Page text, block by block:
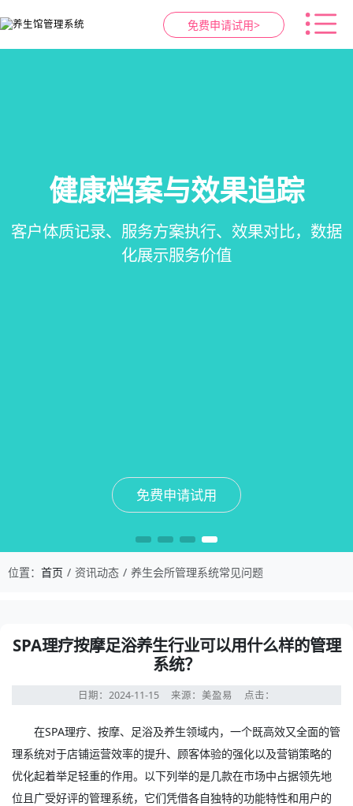
免费申请试用>
智慧养生馆管理系统
一站式解决养生馆预约、服务、会员、财务、营
销全流程数字化管理
免费申请试用
会员营销&锁客
会员积分、套餐定制、精准营销、客户关怀，提
升复购率与客单价
免费申请试用
预约与工位管理
在线预约、智能排班、技师调度、房间/床位状态
一目了然，提升资源利用率
免费申请试用
健康档案与效果追踪
客户体质记录、服务方案执行、效果对比，数据
化展示服务价值
免费申请试用
位置： 首页 资讯动态 养生会所管理系统常见问题
SPA理疗按摩足浴养生行业可以用什么样的管理
系统？
日期：2024-11-15 来源：美盈易 点击：
在SPA理疗、按摩、足浴及养生领域内，一个既高效又全面的管
理系统对于店铺运营效率的提升、顾客体验的强化以及营销策略的
优化起着举足轻重的作用。以下列举的是几款在市场中占据领先地
位且广受好评的管理系统，它们凭借各自独特的功能特性和用户的